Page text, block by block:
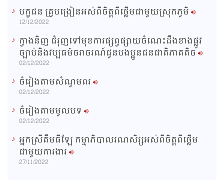
បក្ខជន គ្រូបង្រៀនអស់ពីចិត្តពីថ្លើមជាមួយស្រុកភូមិ
12/12/2022
ក្វាងនិញ ជំរុញទៅមុខការផ្សព្វផ្សាយចំណេះដឹងខាងផ្លូវ
ច្បាប់និងវប្បធម៌ចរាចរណ៍ជូនបងប្អូនជនជាតិភាគតិច
02/12/2022
ចំរៀងតាមសំណូមពរ
02/12/2022
ចំរៀងតាមមូលបទ
02/12/2022
អ្នកស្រីគឹមធីឡែ កម្មាភិបាលរណសិរ្សអស់ពីចិត្តពីថ្លើម
ជាមួយការងារ
27/11/2022